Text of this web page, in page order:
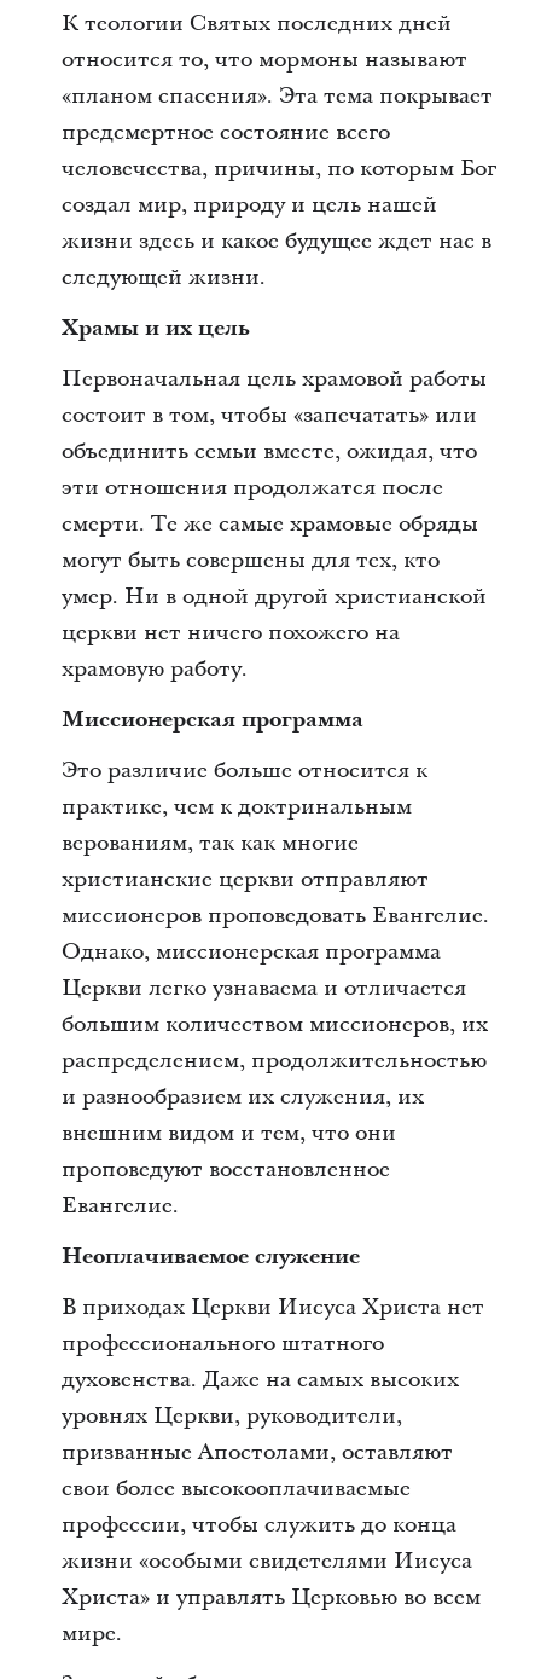
К теологии Святых последних дней
относится то, что мормоны называют
«планом спасения». Эта тема покрывает
предсмертное состояние всего
человечества, причины, по которым Бог
создал мир, природу и цель нашей
жизни здесь и какое будущее ждет нас в
следующей жизни.
Храмы и их цель
Первоначальная цель храмовой работы
состоит в том, чтобы «запечатать» или
объединить семьи вместе, ожидая, что
эти отношения продолжатся после
смерти. Те же самые храмовые обряды
могут быть совершены для тех, кто
умер. Ни в одной другой христианской
церкви нет ничего похожего на
храмовую работу.
Миссионерская программа
Это различие больше относится к
практике, чем к доктринальным
верованиям, так как многие
христианские церкви отправляют
миссионеров проповедовать Евангелие.
Однако, миссионерская программа
Церкви легко узнаваема и отличается
большим количеством миссионеров, их
распределением, продолжительностью
и разнообразием их служения, их
внешним видом и тем, что они
проповедуют восстановленное
Евангелие.
Неоплачиваемое служение
В приходах Церкви Иисуса Христа нет
профессионального штатного
духовенства. Даже на самых высоких
уровнях Церкви, руководители,
призванные Апостолами, оставляют
свои более высокооплачиваемые
профессии, чтобы служить до конца
жизни «особыми свидетелями Иисуса
Христа» и управлять Церковью во всем
мире.